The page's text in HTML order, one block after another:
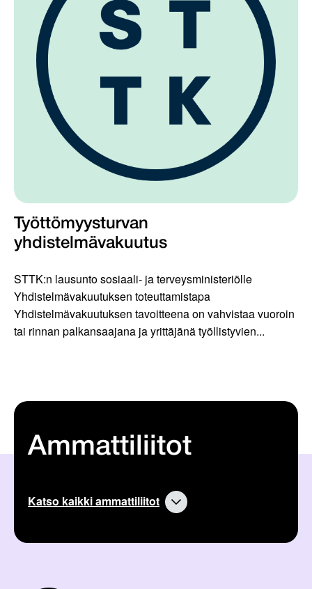
Työttömyysturvan
yhdistelmävakuutus
STTK:n lausunto sosiaali- ja terveysministeriölle
Yhdistelmävakuutuksen toteuttamistapa
Yhdistelmävakuutuksen tavoitteena on vahvistaa vuoroin
tai rinnan palkansaajana ja yrittäjänä työllistyvien...
Ammattiliitot
Katso kaikki ammattiliitot